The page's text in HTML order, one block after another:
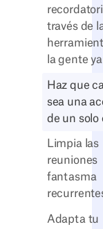
través de
la gente
Haz que
sea una
de un solo
Limpia las
reuniones
fantasma
Adapta tu